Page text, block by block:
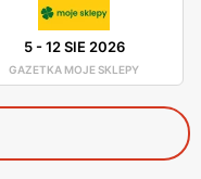
5-12 SIE 2026
GAZETKA MOJE SKLEPY